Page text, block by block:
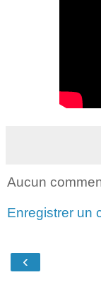
Aucun
Enregistrer un
‹